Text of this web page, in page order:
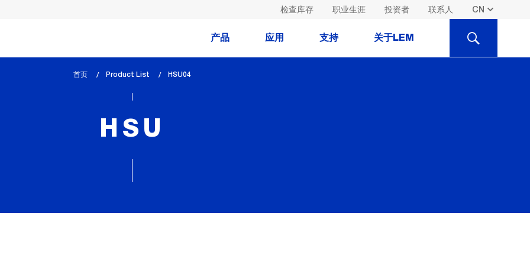
检查库存 职业生涯 投资者 联系人
产品 应用 支持 关于LEM SEARCH
首页 Product List
lem_current_page
HSU04
HSU